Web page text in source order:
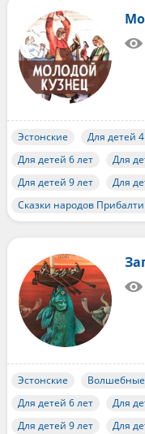
Эстонские Для детей
Для детей 6 лет
Для
Для детей 9 лет
Для
Сказки народов
Эстонские Волшебные
Для детей 6 лет
Для
Для детей 9 лет
Для